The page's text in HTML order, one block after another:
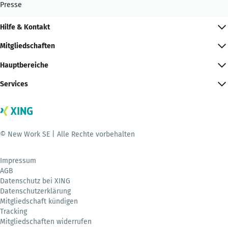
Presse
Hilfe & Kontakt
Mitgliedschaften
Hauptbereiche
Services
© New Work SE | Alle Rechte vorbehalten
Impressum
AGB
Datenschutz bei XING
Datenschutzerklärung
Mitgliedschaft kündigen
Tracking
Mitgliedschaften widerrufen